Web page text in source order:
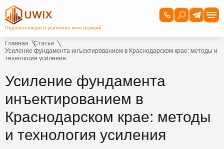
Главная
Статьи
Усиление фундамента инъектированием в Краснодарском крае: методы и
технология усиления
Усиление фундамента
инъектированием в
Краснодарском крае: методы
и технология усиления